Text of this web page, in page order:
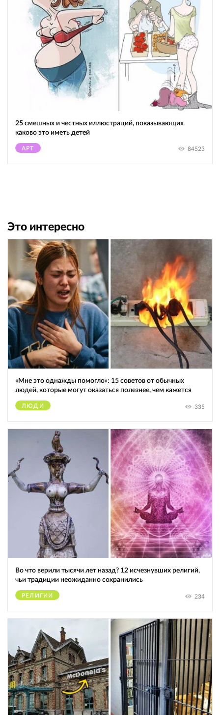
25 смешных и честных иллюстраций, показывающих
каково это иметь детей
АРТ 84523
Это интересно
«Мне это однажды помогло»: 15 советов от обычных
людей, которые могут оказаться полезнее, чем кажется
ЛЮДИ 335
Во что верили тысячи лет назад? 12 исчезнувших религий,
чьи традиции неожиданно сохранились
РЕЛИГИИ 234